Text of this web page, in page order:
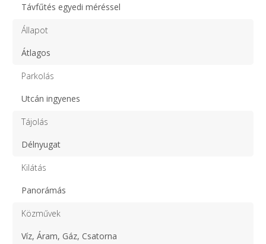
Távfűtés egyedi méréssel
Állapot
Átlagos
Parkolás
Utcán ingyenes
Tájolás
Délnyugat
Kilátás
Panorámás
Közművek
Víz, Áram, Gáz, Csatorna